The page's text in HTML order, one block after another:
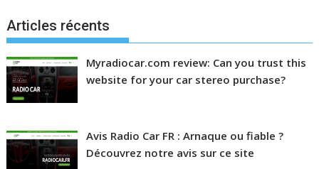
Articles récents
Myradiocar.com review: Can you trust this
website for your car stereo purchase?
Avis Radio Car FR : Arnaque ou fiable ?
Découvrez notre avis sur ce site